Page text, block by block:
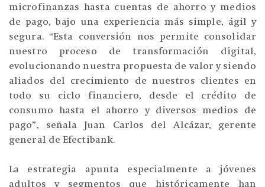
microfinanzas hasta cuentas de ahorro y medios
de pago, bajo una experiencia más simple, ágil y
segura. “Esta conversión nos permite consolidar
nuestro proceso de transformación digital,
evolucionando nuestra propuesta de valor y siendo
aliados del crecimiento de nuestros clientes en
todo su ciclo financiero, desde el crédito de
consumo hasta el ahorro y diversos medios de
pago”, señala Juan Carlos del Alcázar, gerente
general de Efectibank.
La estrategia apunta especialmente a jóvenes
adultos y segmentos que históricamente han